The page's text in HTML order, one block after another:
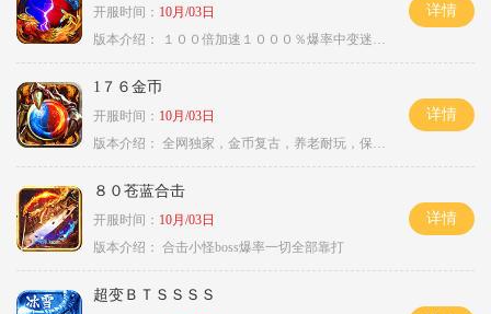
开服时间： 10月/03日
版本介绍：
１００倍加速１０００％爆率中变迷失单职
详情
1７６金币
开服时间： 10月/03日
版本介绍： 全网独家，金币复古，养老耐玩，保底回収
详情
８０苍蓝合击
开服时间： 10月/03日
版本介绍： 合击小怪boss爆率一切全部靠打
详情
超变ＢＴＳＳＳＳ